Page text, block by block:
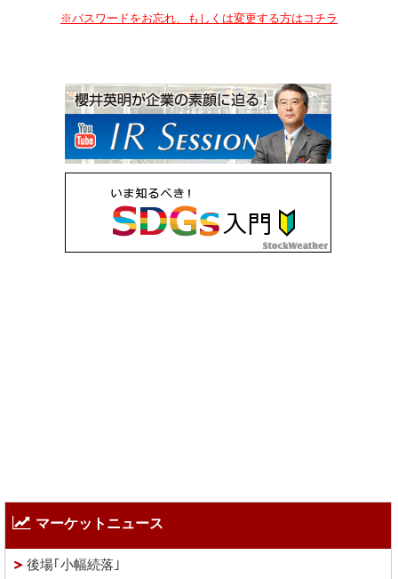
※パスワードをお忘れ、もしくは変更する方はコチラ
マーケットニュース
後場｢小幅続落｣